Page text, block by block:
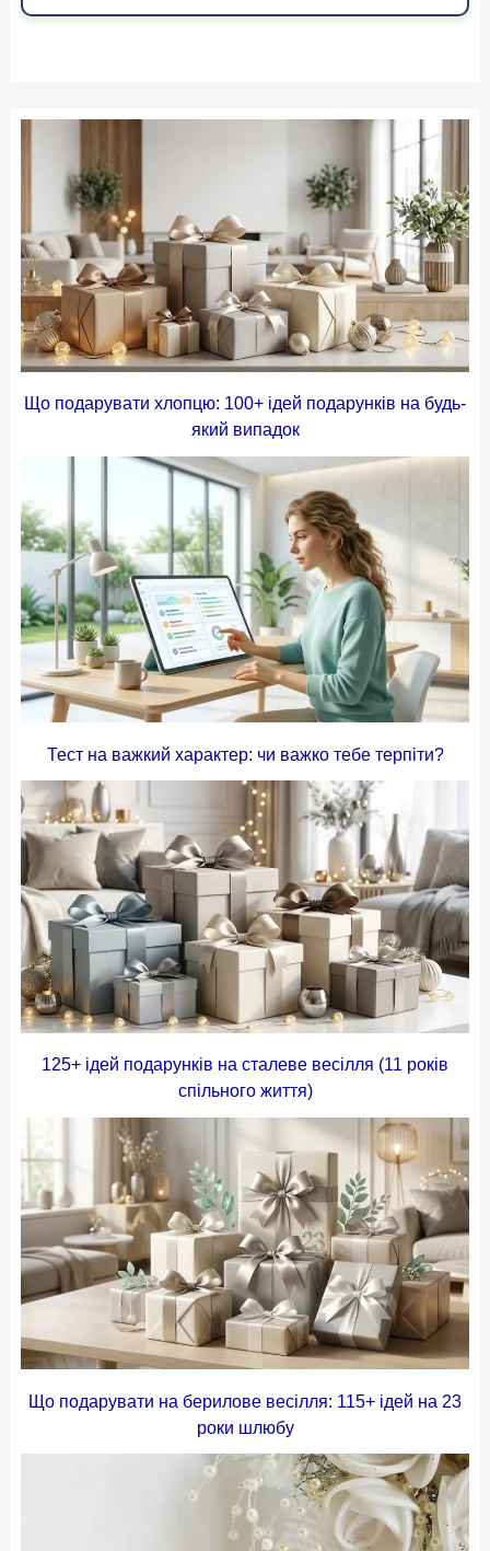
Що подарувати хлопцю: 100+ ідей подарунків на будь-
який випадок
Тест на важкий характер: чи важко тебе терпіти?
125+ ідей подарунків на сталеве весілля (11 років
спільного життя)
Що подарувати на берилове весілля: 115+ ідей на 23
роки шлюбу